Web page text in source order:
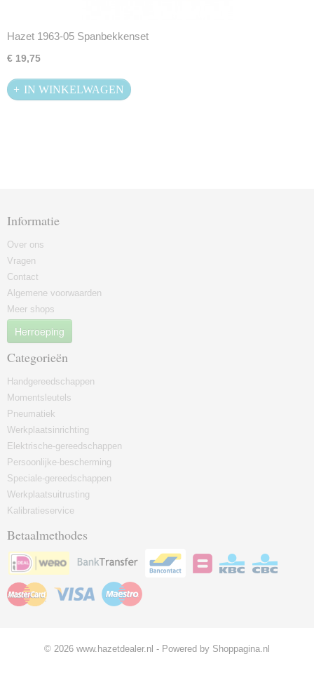
Hazet 1963-05 Spanbekkenset
€ 19,75
IN WINKELWAGEN
Informatie
Over ons
Vragen
Contact
Algemene voorwaarden
Meer shops
Herroeping
Categorieën
Handgereedschappen
Momentsleutels
Pneumatiek
Werkplaatsinrichting
Elektrische-gereedschappen
Persoonlijke-bescherming
Speciale-gereedschappen
Werkplaatsuitrusting
Kalibratieservice
Betaalmethodes
© 2026 www.hazetdealer.nl - Powered by Shoppagina.nl